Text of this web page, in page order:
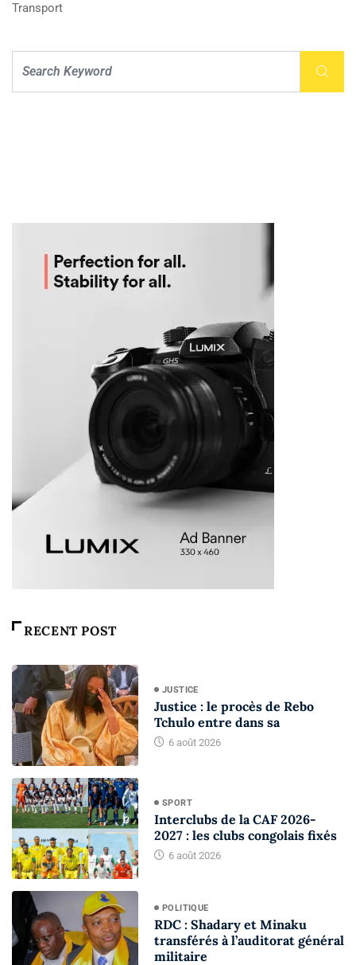
Transport
RECENT POST
JUSTICE
Justice : le procès de Rebo
Tchulo entre dans sa
6 août 2026
SPORT
Interclubs de la CAF 2026-
2027 : les clubs congolais fixés
6 août 2026
POLITIQUE
RDC : Shadary et Minaku
transférés à l’auditorat général
militaire